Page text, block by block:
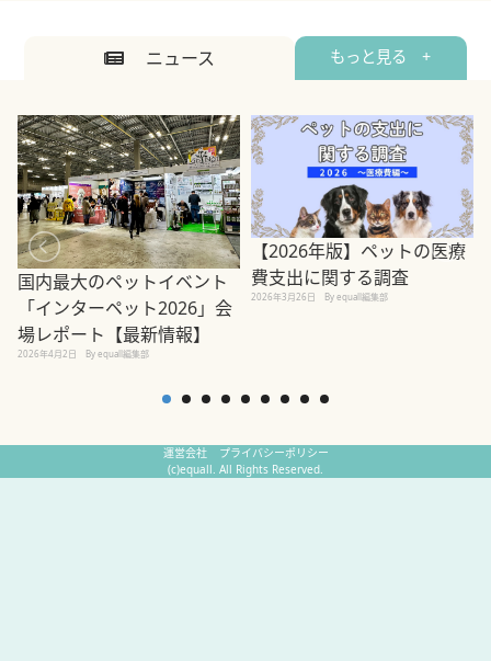
ニュース もっと見る +
国内最大のペットイベント
「インターペット2026」会
場レポート【最新情報】
2026年4月2日 By equall編集部
【2026年版】ペットの医療
費支出に関する調査
2026年3月26日 By equall編集部
運営会社
プライバシーポリシー
(c)equall. All Rights Reserved.